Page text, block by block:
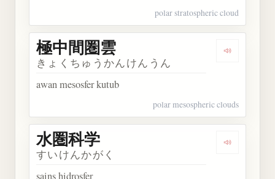
polar stratospheric cloud
Dengarkan
極中間圏雲
きょくちゅうかんけんうん
awan mesosfer kutub
polar mesospheric clouds
Dengarkan
水圏科学
すいけんかがく
sains hidrosfer